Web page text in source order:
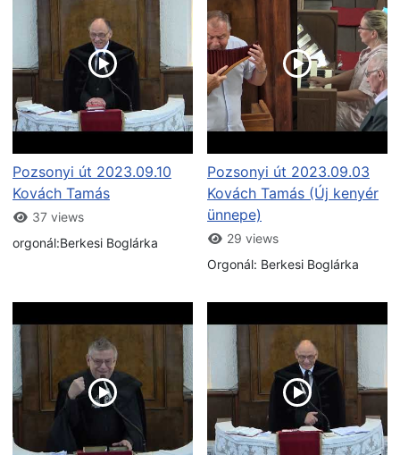
Pozsonyi út 2023.09.10
Kovách Tamás
37 views
orgonál:Berkesi Boglárka
Pozsonyi út 2023.09.03
Kovách Tamás (Új kenyér
ünnepe)
29 views
Orgonál: Berkesi Boglárka